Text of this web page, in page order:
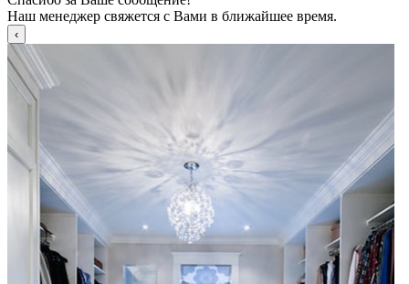
Наш менеджер свяжется с Вами в ближайшее время.